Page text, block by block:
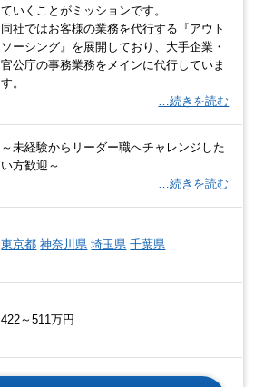
ていくことがミッションです。
同社ではお客様の業務を代行する『アウト
ソーシング』を展開しており、大手企業・
官公庁の事務業務をメインに代行していま
す。
…続きを読む
～未経験からリーダー職へチャレンジした
い方歓迎～
…続きを読む
東京都 神奈川県 埼玉県 千葉県
422～511万円